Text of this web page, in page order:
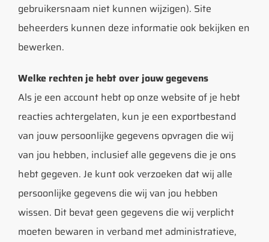
gebruikersnaam niet kunnen wijzigen). Site
beheerders kunnen deze informatie ook bekijken en
bewerken.
Welke rechten je hebt over jouw gegevens
Als je een account hebt op onze website of je hebt
reacties achtergelaten, kun je een exportbestand
van jouw persoonlijke gegevens opvragen die wij
van jou hebben, inclusief alle gegevens die je ons
hebt gegeven. Je kunt ook verzoeken dat wij alle
persoonlijke gegevens die wij van jou hebben
wissen. Dit bevat geen gegevens die wij verplicht
moeten bewaren in verband met administratieve,